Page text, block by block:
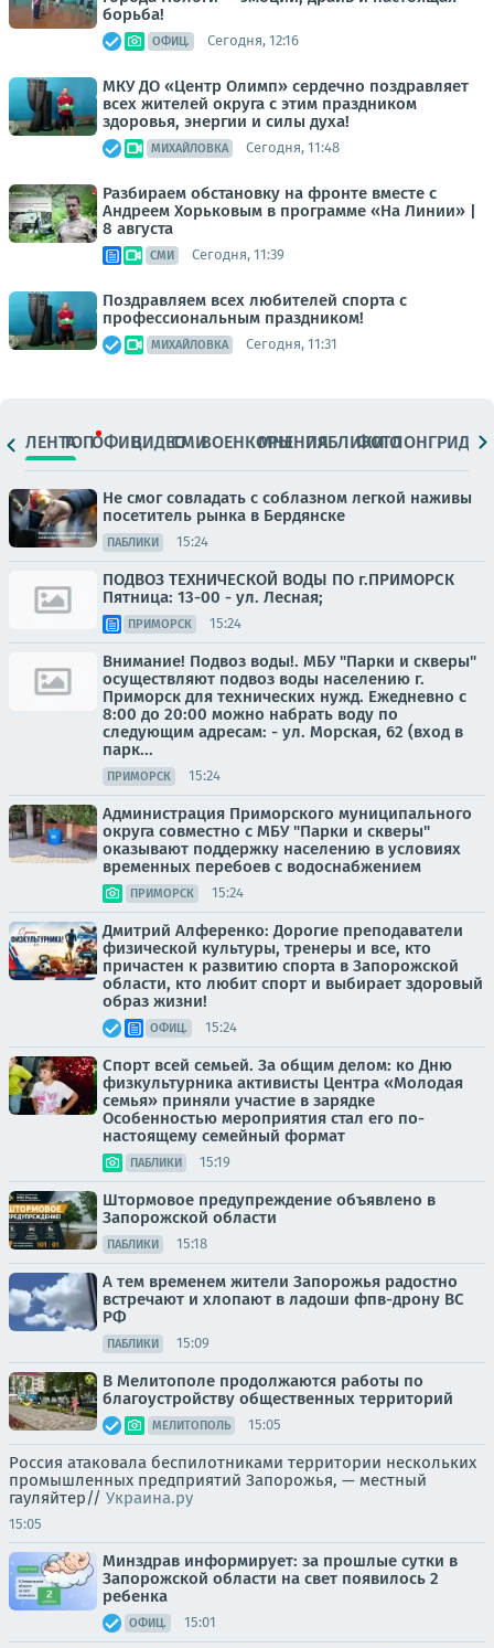
борьба!
ОФИЦ. Сегодня, 12:16
МКУ ДО «Центр Олимп» сердечно поздравляет
всех жителей округа с этим праздником
здоровья, энергии и силы духа!
МИХАЙЛОВКА Сегодня, 11:48
Разбираем обстановку на фронте вместе с
Андреем Хорьковым в программе «На Линии» |
8 августа
СМИ Сегодня, 11:39
Поздравляем всех любителей спорта с
профессиональным праздником!
МИХАЙЛОВКА Сегодня, 11:31
ЛЕНТАТОПОФИЦ.ВИДЕОСМИВОЕНКОРЫМНЕНИЯПАБЛИКИ
ФОТОЛОНГРИДЫ
Не смог совладать с соблазном легкой наживы
посетитель рынка в Бердянске
ПАБЛИКИ 15:24
ПОДВОЗ ТЕХНИЧЕСКОЙ ВОДЫ ПО г.ПРИМОРСК
Пятница: 13-00 - ул. Лесная;
ПРИМОРСК 15:24
Внимание! Подвоз воды!. МБУ "Парки и скверы"
осуществляют подвоз воды населению г.
Приморск для технических нужд. Ежедневно с
8:00 до 20:00 можно набрать воду по
следующим адресам: - ул. Морская, 62 (вход в
парк...
ПРИМОРСК 15:24
Администрация Приморского муниципального
округа совместно с МБУ "Парки и скверы"
оказывают поддержку населению в условиях
временных перебоев с водоснабжением
ПРИМОРСК 15:24
Дмитрий Алференко: Дорогие преподаватели
физической культуры, тренеры и все, кто
причастен к развитию спорта в Запорожской
области, кто любит спорт и выбирает здоровый
образ жизни!
ОФИЦ. 15:24
Спорт всей семьей. За общим делом: ко Дню
физкультурника активисты Центра «Молодая
семья» приняли участие в зарядке
Особенностью мероприятия стал его по-
настоящему семейный формат
ПАБЛИКИ 15:19
Штормовое предупреждение объявлено в
Запорожской области
ПАБЛИКИ 15:18
А тем временем жители Запорожья радостно
встречают и хлопают в ладоши фпв-дрону ВС
РФ
ПАБЛИКИ 15:09
В Мелитополе продолжаются работы по
благоустройству общественных территорий
МЕЛИТОПОЛЬ 15:05
Россия атаковала беспилотниками территории нескольких
промышленных предприятий Запорожья, — местный
гауляйтер// Украина.ру
15:05
Минздрав информирует: за прошлые сутки в
Запорожской области на свет появилось 2
ребенка
ОФИЦ. 15:01